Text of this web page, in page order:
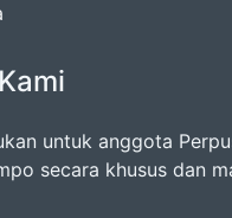
untuk anggota
secara khusus dan